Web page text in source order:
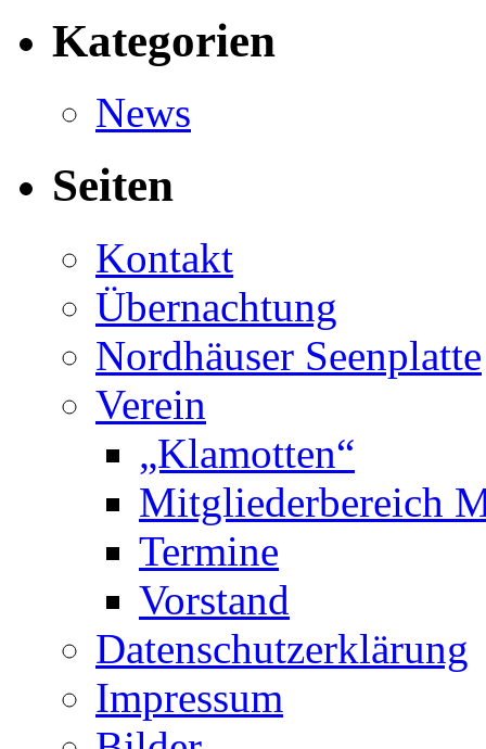
Kategorien
News
Seiten
Kontakt
Übernachtung
Nordhäuser Seenplatte
Verein
„Klamotten“
Mitgliederbereich
Termine
Vorstand
Datenschutzerklärung
Impressum